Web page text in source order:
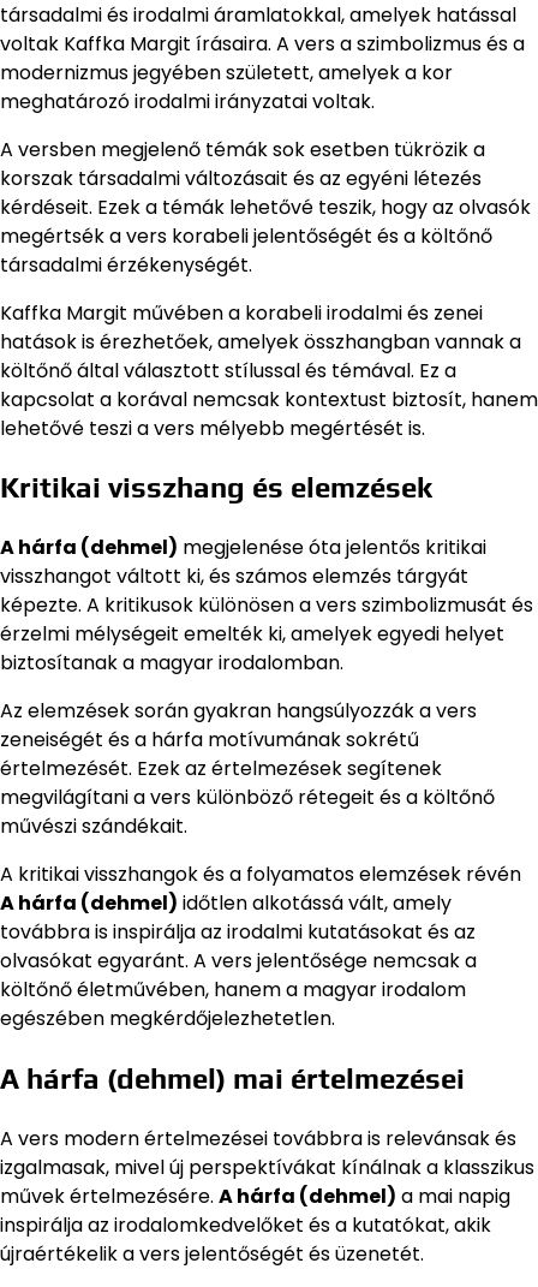
társadalmi és irodalmi áramlatokkal, amelyek hatással
voltak Kaffka Margit írásaira. A vers a szimbolizmus és a
modernizmus jegyében született, amelyek a kor
meghatározó irodalmi irányzatai voltak.
A versben megjelenő témák sok esetben tükrözik a
korszak társadalmi változásait és az egyéni létezés
kérdéseit. Ezek a témák lehetővé teszik, hogy az olvasók
megértsék a vers korabeli jelentőségét és a költőnő
társadalmi érzékenységét.
Kaffka Margit művében a korabeli irodalmi és zenei
hatások is érezhetőek, amelyek összhangban vannak a
költőnő által választott stílussal és témával. Ez a
kapcsolat a korával nemcsak kontextust biztosít, hanem
lehetővé teszi a vers mélyebb megértését is.
Kritikai visszhang és elemzések
A hárfa (dehmel) megjelenése óta jelentős kritikai
visszhangot váltott ki, és számos elemzés tárgyát
képezte. A kritikusok különösen a vers szimbolizmusát és
érzelmi mélységeit emelték ki, amelyek egyedi helyet
biztosítanak a magyar irodalomban.
Az elemzések során gyakran hangsúlyozzák a vers
zeneiségét és a hárfa motívumának sokrétű
értelmezését. Ezek az értelmezések segítenek
megvilágítani a vers különböző rétegeit és a költőnő
művészi szándékait.
A kritikai visszhangok és a folyamatos elemzések révén
A hárfa (dehmel) időtlen alkotássá vált, amely
továbbra is inspirálja az irodalmi kutatásokat és az
olvasókat egyaránt. A vers jelentősége nemcsak a
költőnő életművében, hanem a magyar irodalom
egészében megkérdőjelezhetetlen.
A hárfa (dehmel) mai értelmezései
A vers modern értelmezései továbbra is relevánsak és
izgalmasak, mivel új perspektívákat kínálnak a klasszikus
művek értelmezésére. A hárfa (dehmel) a mai napig
inspirálja az irodalomkedvelőket és a kutatókat, akik
újraértékelik a vers jelentőségét és üzenetét.